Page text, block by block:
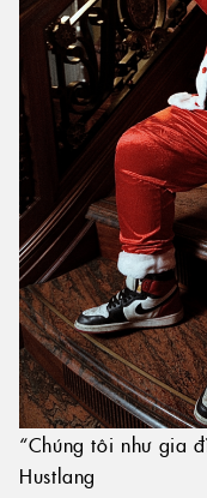
“Chúng tôi như gia
Hustlang